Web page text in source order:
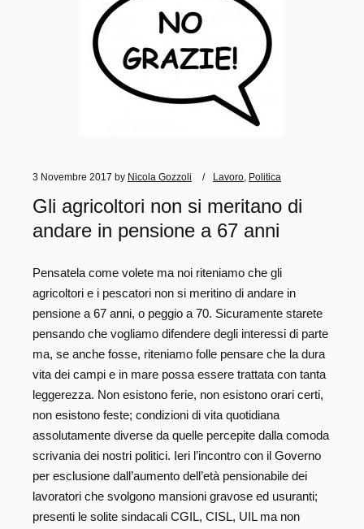
3 Novembre 2017 by Nicola Gozzoli Lavoro Politica
Gli agricoltori non si meritano di
andare in pensione a 67 anni
Pensatela come volete ma noi riteniamo che gli
agricoltori e i pescatori non si meritino di andare in
pensione a 67 anni, o peggio a 70. Sicuramente starete
pensando che vogliamo difendere degli interessi di parte
ma, se anche fosse, riteniamo folle pensare che la dura
vita dei campi e in mare possa essere trattata con tanta
leggerezza. Non esistono ferie, non esistono orari certi,
non esistono feste; condizioni di vita quotidiana
assolutamente diverse da quelle percepite dalla comoda
scrivania dei nostri politici. Ieri l’incontro con il Governo
per esclusione dall’aumento dell’età pensionabile dei
lavoratori che svolgono mansioni gravose ed usuranti;
presenti le solite sindacali CGIL, CISL, UIL ma non